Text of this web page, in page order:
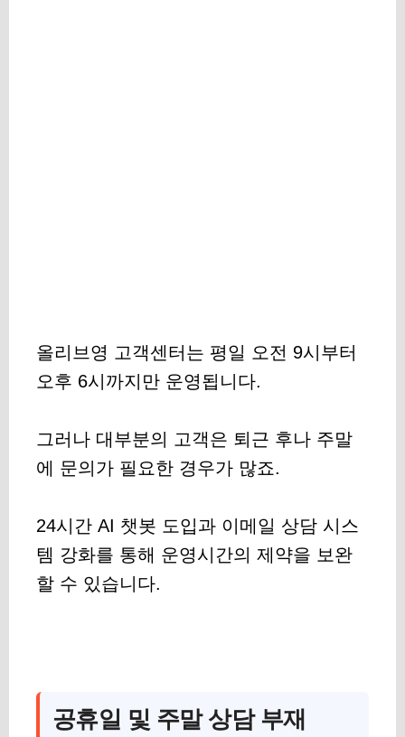
올리브영 고객센터는 평일 오전 9시부터
오후 6시까지만 운영됩니다.
그러나 대부분의 고객은 퇴근 후나 주말
에 문의가 필요한 경우가 많죠.
24시간 AI 챗봇 도입과 이메일 상담 시스
템 강화를 통해 운영시간의 제약을 보완
할 수 있습니다.
공휴일 및 주말 상담 부재